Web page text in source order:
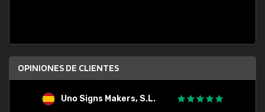
OPINIONES DE CLIENTES
Uno Signs Makers, S.L.